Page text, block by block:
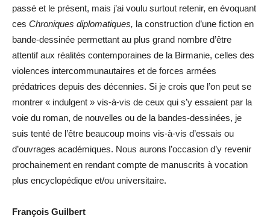
passé et le présent, mais j’ai voulu surtout retenir, en évoquant
ces Chroniques diplomatiques, la construction d’une fiction en
bande-dessinée permettant au plus grand nombre d’être
attentif aux réalités contemporaines de la Birmanie, celles des
violences intercommunautaires et de forces armées
prédatrices depuis des décennies. Si je crois que l’on peut se
montrer « indulgent » vis-à-vis de ceux qui s’y essaient par la
voie du roman, de nouvelles ou de la bandes-dessinées, je
suis tenté de l’être beaucoup moins vis-à-vis d’essais ou
d’ouvrages académiques. Nous aurons l’occasion d’y revenir
prochainement en rendant compte de manuscrits à vocation
plus encyclopédique et/ou universitaire.
François Guilbert